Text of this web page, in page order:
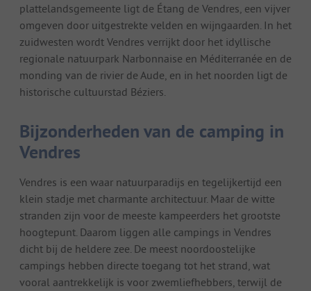
plattelandsgemeente ligt de Étang de Vendres, een vijver
omgeven door uitgestrekte velden en wijngaarden. In het
zuidwesten wordt Vendres verrijkt door het idyllische
regionale natuurpark Narbonnaise en Méditerranée en de
monding van de rivier de Aude, en in het noorden ligt de
historische cultuurstad Béziers.
Bijzonderheden van de camping in
Vendres
Vendres is een waar natuurparadijs en tegelijkertijd een
klein stadje met charmante architectuur. Maar de witte
stranden zijn voor de meeste kampeerders het grootste
hoogtepunt. Daarom liggen alle campings in Vendres
dicht bij de heldere zee. De meest noordoostelijke
campings hebben directe toegang tot het strand, wat
vooral aantrekkelijk is voor zwemliefhebbers, terwijl de